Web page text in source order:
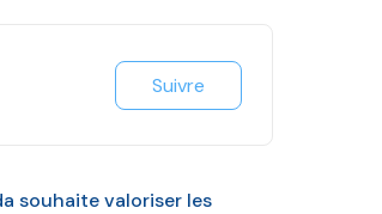
Suivre
souhaite valoriser les